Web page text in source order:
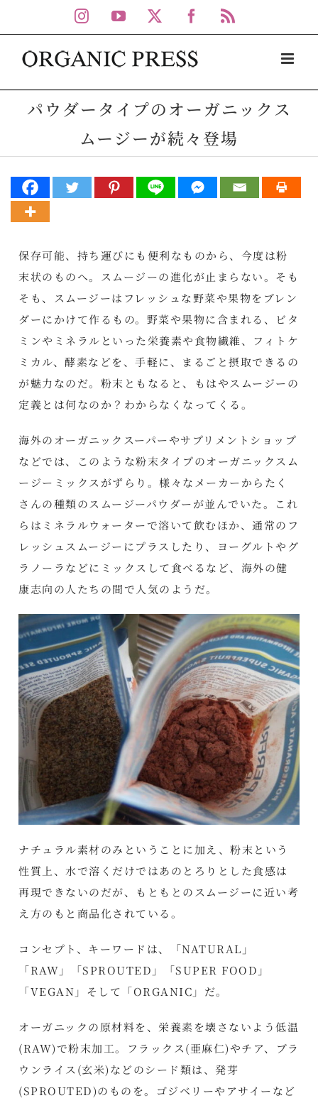
to
content
Instagram
YouTube Facebook
パウダータイプのオーガニックス
ムージーが続々登場
保存可能、持ち運びにも便利なものから、今度は粉
末状のものへ。スムージーの進化が止まらない。そも
そも、スムージーはフレッシュな野菜や果物をブレン
ダーにかけて作るもの。野菜や果物に含まれる、ビタ
ミンやミネラルといった栄養素や食物繊維、フィトケ
ミカル、酵素などを、手軽に、まるごと摂取できるの
が魅力なのだ。粉末ともなると、もはやスムージーの
定義とは何なのか？わからなくなってくる。
海外のオーガニックスーパーやサプリメントショップ
などでは、このような粉末タイプのオーガニックスム
ージーミックスがずらり。様々なメーカーからたく
さんの種類のスムージーパウダーが並んでいた。これ
らはミネラルウォーターで溶いて飲むほか、通常のフ
レッシュスムージーにプラスしたり、ヨーグルトやグ
ラノーラなどにミックスして食べるなど、海外の健
康志向の人たちの間で人気のようだ。
ナチュラル素材のみということに加え、粉末という
性質上、水で溶くだけではあのとろりとした食感は
再現できないのだが、もともとのスムージーに近い考
え方のもと商品化されている。
コンセプト、キーワードは、「NATURAL」
「RAW」「SPROUTED」「SUPER FOOD」
「VEGAN」そして「ORGANIC」だ。
オーガニックの原材料を、栄養素を壊さないよう低温
(RAW)で粉末加工。フラックス(亜麻仁)やチア、ブラ
ウンライス(玄米)などのシード類は、発芽
(SPROUTED)のものを。ゴジベリーやアサイーなど